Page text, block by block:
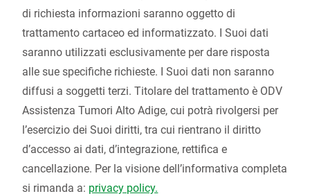
di richiesta informazioni saranno oggetto di
trattamento cartaceo ed informatizzato. I Suoi dati
saranno utilizzati esclusivamente per dare risposta
alle sue specifiche richieste. I Suoi dati non saranno
diffusi a soggetti terzi. Titolare del trattamento è ODV
Assistenza Tumori Alto Adige, cui potrà rivolgersi per
l’esercizio dei Suoi diritti, tra cui rientrano il diritto
d’accesso ai dati, d’integrazione, rettifica e
cancellazione. Per la visione dell’informativa completa
si rimanda a: privacy policy.